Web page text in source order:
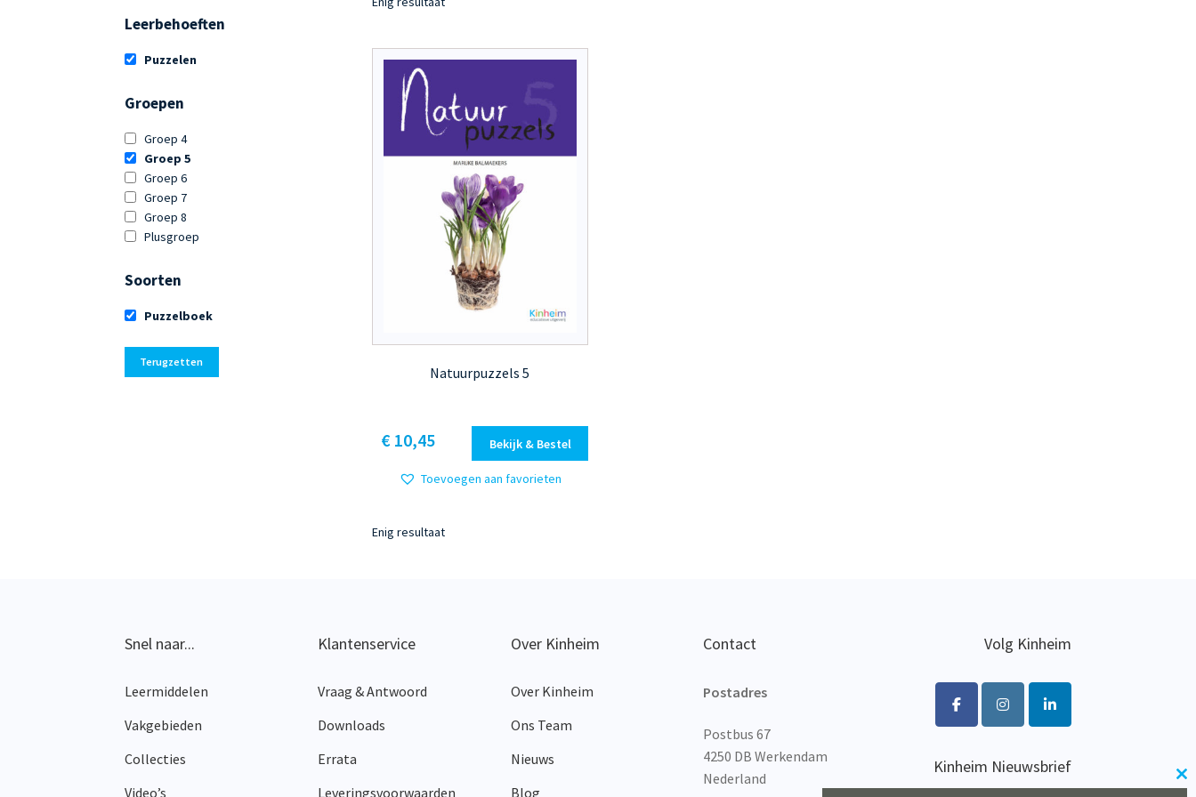
Natuurpuzzels 5
€ 10,45 Bekijk & Bestel
heeft
Toevoegen aan favorieten
Enig resultaat
Leerbehoeften
Puzzelen
Groepen
Groep 4
Groep 5
Groep 6
Groep 7
Groep 8
Plusgroep
Soorten
Puzzelboek
Terugzetten
Snel naar...
Leermiddelen
Vakgebieden
Collecties
Video’s
Klantenservice
Vraag & Antwoord
Downloads
Errata
Leveringsvoorwaarden
Over Kinheim
Over Kinheim
Ons Team
Nieuws
Blog
Contact
Postadres
Postbus 67
4250 DB Werkendam
Nederland
Volg Kinheim
Kinheim Nieuwsbrief